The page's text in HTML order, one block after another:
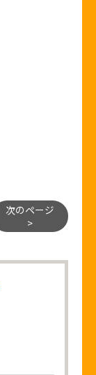
次のページ
>